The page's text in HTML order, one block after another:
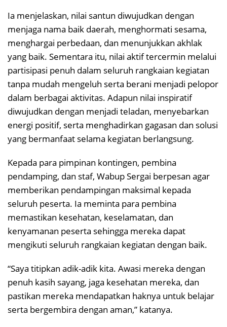
Ia menjelaskan, nilai santun diwujudkan dengan
menjaga nama baik daerah, menghormati sesama,
menghargai perbedaan, dan menunjukkan akhlak
yang baik. Sementara itu, nilai aktif tercermin melalui
partisipasi penuh dalam seluruh rangkaian kegiatan
tanpa mudah mengeluh serta berani menjadi pelopor
dalam berbagai aktivitas. Adapun nilai inspiratif
diwujudkan dengan menjadi teladan, menyebarkan
energi positif, serta menghadirkan gagasan dan solusi
yang bermanfaat selama kegiatan berlangsung.
Kepada para pimpinan kontingen, pembina
pendamping, dan staf, Wabup Sergai berpesan agar
memberikan pendampingan maksimal kepada
seluruh peserta. Ia meminta para pembina
memastikan kesehatan, keselamatan, dan
kenyamanan peserta sehingga mereka dapat
mengikuti seluruh rangkaian kegiatan dengan baik.
“Saya titipkan adik-adik kita. Awasi mereka dengan
penuh kasih sayang, jaga kesehatan mereka, dan
pastikan mereka mendapatkan haknya untuk belajar
serta bergembira dengan aman,” katanya.